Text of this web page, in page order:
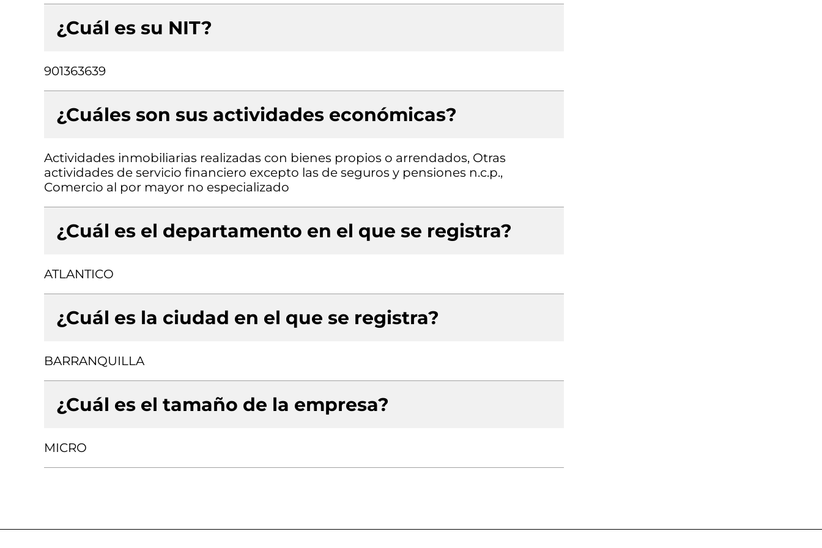
¿Cuál es su NIT?
901363639
¿Cuáles son sus actividades económicas?
Actividades inmobiliarias realizadas con bienes propios o arrendados, Otras
actividades de servicio financiero excepto las de seguros y pensiones n.c.p.,
Comercio al por mayor no especializado
¿Cuál es el departamento en el que se registra?
ATLANTICO
¿Cuál es la ciudad en el que se registra?
BARRANQUILLA
¿Cuál es el tamaño de la empresa?
MICRO